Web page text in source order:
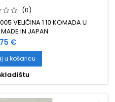
(0)
VELIČINA 1 10 KOMADA U
IN JAPAN
€
u košaricu